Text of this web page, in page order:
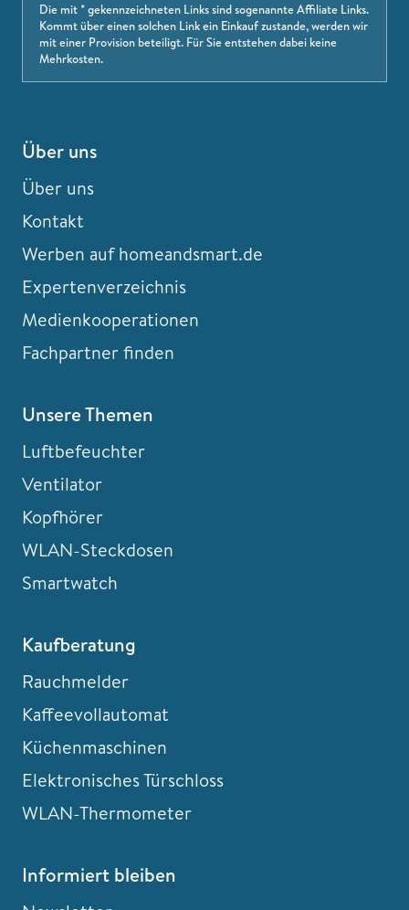
Die mit * gekennzeichneten Links sind sogenannte Affiliate Links.
Kommt über einen solchen Link ein Einkauf zustande, werden wir
mit einer Provision beteiligt. Für Sie entstehen dabei keine
Mehrkosten.
Über uns
Über uns
Kontakt
Werben auf homeandsmart.de
Expertenverzeichnis
Medienkooperationen
Fachpartner finden
Unsere Themen
Luftbefeuchter
Ventilator
Kopfhörer
WLAN-Steckdosen
Smartwatch
Kaufberatung
Rauchmelder
Kaffeevollautomat
Küchenmaschinen
Elektronisches Türschloss
WLAN-Thermometer
Informiert bleiben